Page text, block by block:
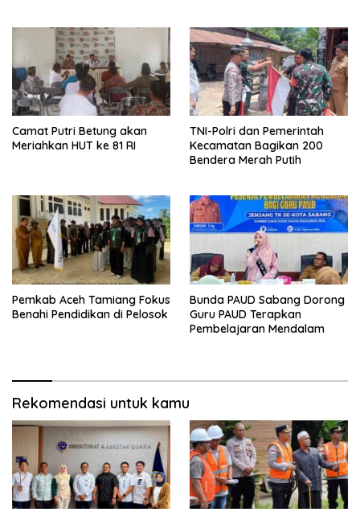
Camat Putri Betung akan
Meriahkan HUT ke 81 RI
TNI-Polri dan Pemerintah
Kecamatan Bagikan 200
Bendera Merah Putih
Pemkab Aceh Tamiang Fokus
Benahi Pendidikan di Pelosok
Bunda PAUD Sabang Dorong
Guru PAUD Terapkan
Pembelajaran Mendalam
Rekomendasi untuk kamu